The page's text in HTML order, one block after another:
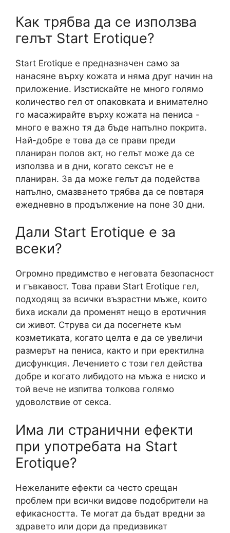
Как трябва да се използва
гелът Start Erotique?
Start Erotique е предназначен само за
нанасяне върху кожата и няма друг начин на
приложение. Изстискайте не много голямо
количество гел от опаковката и внимателно
го масажирайте върху кожата на пениса -
много е важно тя да бъде напълно покрита.
Най-добре е това да се прави преди
планиран полов акт, но гелът може да се
използва и в дни, когато сексът не е
планиран. За да може гелът да подейства
напълно, смазването трябва да се повтаря
ежедневно в продължение на поне 30 дни.
Дали Start Erotique е за
всеки?
Огромно предимство е неговата безопасност
и гъвкавост. Това прави Start Erotique гел,
подходящ за всички възрастни мъже, които
биха искали да променят нещо в еротичния
си живот. Струва си да посегнете към
козметиката, когато целта е да се увеличи
размерът на пениса, както и при еректилна
дисфункция. Лечението с този гел действа
добре и когато либидото на мъжа е ниско и
той вече не изпитва толкова голямо
удоволствие от секса.
Има ли странични ефекти
при употребата на Start
Erotique?
Нежеланите ефекти са често срещан
проблем при всички видове подобрители на
ефикасността. Те могат да бъдат вредни за
здравето или дори да предизвикат